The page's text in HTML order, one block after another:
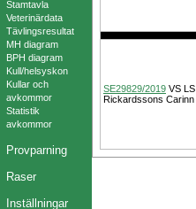
Stamtavla
Veterinärdata
Tävlingsresultat
MH diagram
BPH diagram
Kull/helsyskon
Kullar och
avkommor
Statistik
avkommor
Provparning
Raser
Inställningar
SE29829/2019 VS LS
Rickardssons Carinn